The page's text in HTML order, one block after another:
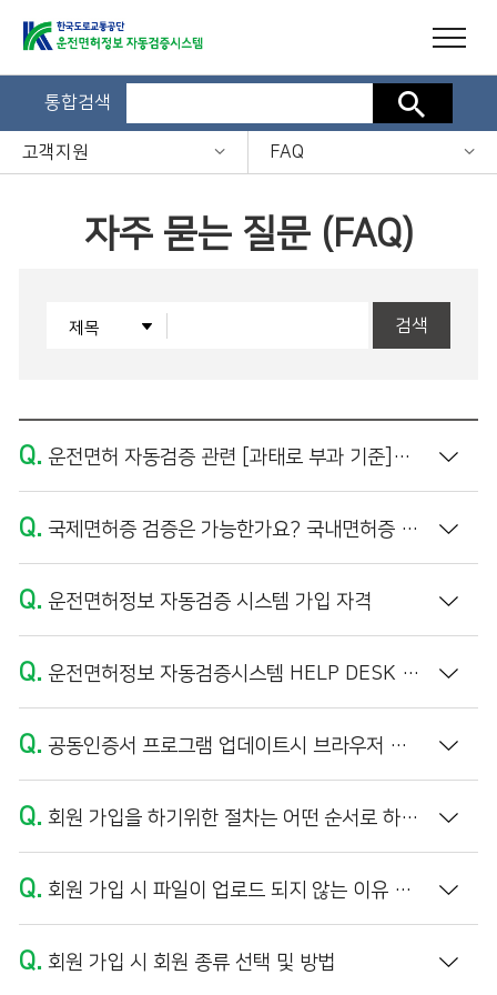
통합검색 검색
고객지원 FAQ
자주 묻는 질문 (FAQ)
검색
Q. 운전면허 자동검증 관련 [과태로 부과 기준]은 어떻게 되나요?
Q. 국제면허증 검증은 가능한가요? 국내면허증 외국인 이름의 정보 불일치가 나타납니다.
Q. 운전면허정보 자동검증 시스템 가입 자격
Q. 운전면허정보 자동검증시스템 HELP DESK 운영 시간
Q. 공동인증서 프로그램 업데이트시 브라우저 캐시 삭제 방법
Q. 회원 가입을 하기위한 절차는 어떤 순서로 하나요?
Q. 회원 가입 시 파일이 업로드 되지 않는 이유 및 해결방법 (PDF 파일 만들기)
Q. 회원 가입 시 회원 종류 선택 및 방법